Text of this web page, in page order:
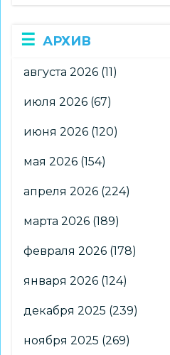
АРХИВ
августа 2026 (11)
июля 2026 (67)
июня 2026 (120)
мая 2026 (154)
апреля 2026 (224)
марта 2026 (189)
февраля 2026 (178)
января 2026 (124)
декабря 2025 (239)
ноября 2025 (269)